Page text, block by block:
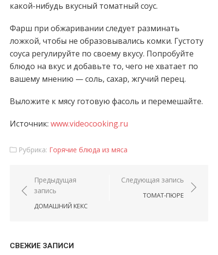
какой-нибудь вкусный томатный соус.
Фарш при обжаривании следует разминать
ложкой, чтобы не образовывались комки. Густоту
соуса регулируйте по своему вкусу. Попробуйте
блюдо на вкус и добавьте то, чего не хватает по
вашему мнению — соль, сахар, жгучий перец.
Выложите к мясу готовую фасоль и перемешайте.
Источник: www.videocooking.ru
Рубрика: Горячие блюда из мяса
Навигация по записям
Предыдущая
запись
ДОМАШНИЙ КЕКС
Следующая запись
ТОМАТ-ПЮРЕ
СВЕЖИЕ ЗАПИСИ